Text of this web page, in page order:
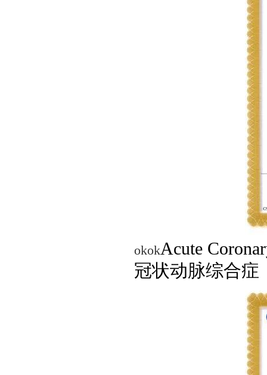
okokAcute
冠状动脉综合症